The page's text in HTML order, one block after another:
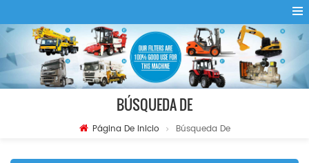
BÚSQUEDA DE
Página De Inicio Búsqueda De